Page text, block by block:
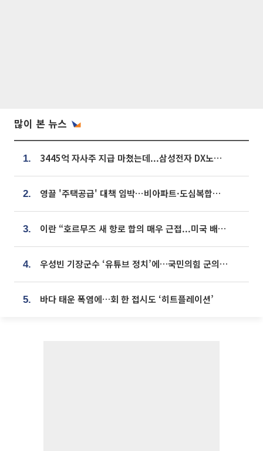
많이 본 뉴스
1. 3445억 자사주 지급 마쳤는데...삼성전자 DX노조, 뒤늦은 '떼쓰기 집회'
2. 영끌 '주택공급' 대책 임박⋯비아파트·도심복합까지 총동원
3. 이란 “호르무즈 새 항로 합의 매우 근접...미국 배상 먼저”
4. 우성빈 기장군수 ‘유튜브 정치’에…국민의힘 군의원들 집단 반발
5. 바다 태운 폭염에…회 한 접시도 ‘히트플레이션’